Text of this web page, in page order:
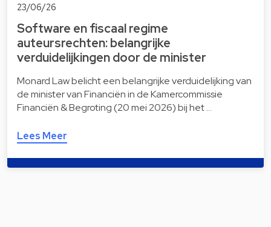
23/06/26
Software en fiscaal regime
auteursrechten: belangrijke
verduidelijkingen door de minister
Monard Law belicht een belangrijke verduidelijking van
de minister van Financiën in de Kamercommissie
Financiën & Begroting (20 mei 2026) bij het …
Lees Meer